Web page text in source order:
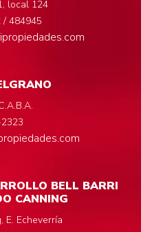
local 124
/ 484945
BELL BARRI
CANNING
E. Echeverría